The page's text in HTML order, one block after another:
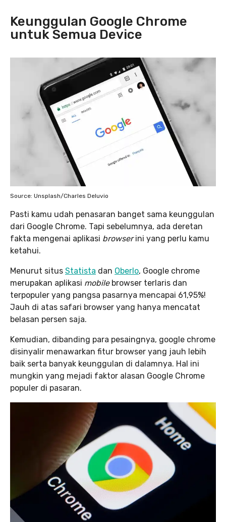
Keunggulan Google Chrome
untuk Semua Device
Source: Unsplash/Charles Deluvio
Pasti kamu udah penasaran banget sama keunggulan
dari Google Chrome. Tapi sebelumnya, ada deretan
fakta mengenai aplikasi browserini yang perlu kamu
ketahui.
Menurut situs Statista dan Oberlo, Google chrome
merupakan aplikasi mobilebrowser terlaris dan
terpopuler yang pangsa pasarnya mencapai 61,95%!
Jauh di atas safari browser yang hanya mencatat
belasan persen saja.
Kemudian, dibanding para pesaingnya, google chrome
disinyalir menawarkan fitur browser yang jauh lebih
baik serta banyak keunggulan di dalamnya. Hal ini
mungkin yang mejadi faktor alasan Google Chrome
populer di pasaran.